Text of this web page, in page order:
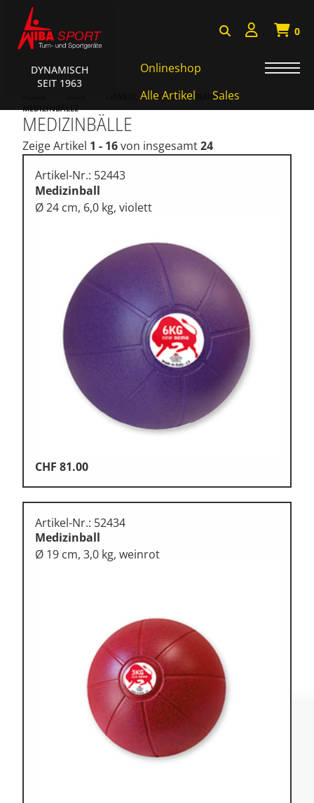
DYNAMISCH
SEIT 1963
0
Onlineshop
Alle Artikel
Sales
Badminton, Faustball
Bälle, Ballzubehör
Fitness, Funktional Training
Hockey, Base-, Tchouk-,
Funball
Kampfsport
Klettern
Leichtathletik
Objekteinrichtungen
Sportspielgeräte,
Psychomotorik
Technische Dokumentation
Therapiebedarf
FITNESS, FUNKTIONAL TRAINING
MEDIZINBÄLLE
MEDIZINBÄLLE
Zeige Artikel 1 - 16von insgesamt24
Artikel-Nr.: 52443
Medizinball
Ø 24 cm, 6,0 kg, violett
CHF 81.00
Artikel-Nr.: 52434
Medizinball
Ø 19 cm, 3,0 kg, weinrot